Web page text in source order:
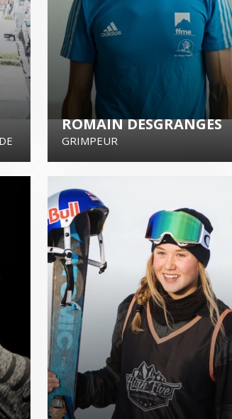
ROMAIN DESGRANGES
GRIMPEUR